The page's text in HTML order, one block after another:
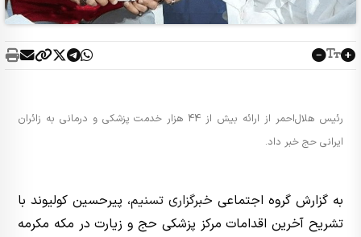
رئیس هلال‌احمر از ارائه بیش از 44 هزار خدمت پزشکی و درمانی به زائران
ایرانی حج خبر داد.
به گزارش گروه اجتماعی خبرگزاری تسنیم، پیرحسین کولیوند با
تشریح آخرین اقدامات مرکز پزشکی حج و زیارت در مکه مکرمه